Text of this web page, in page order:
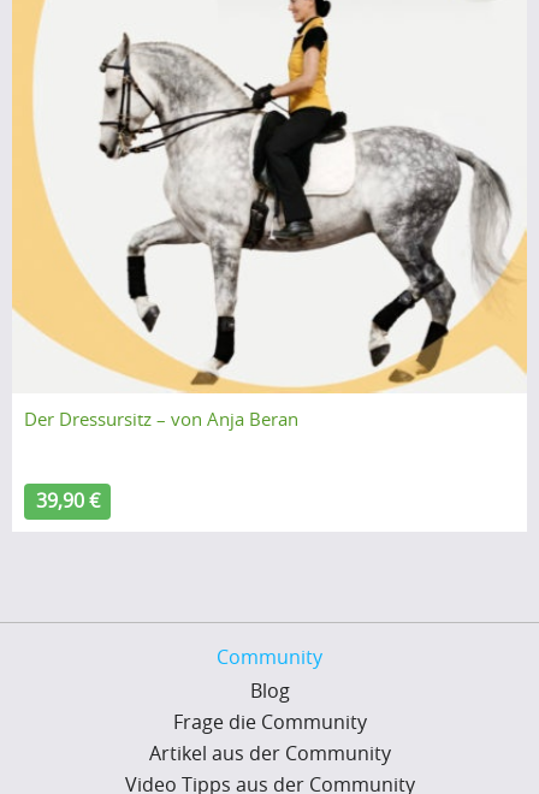
Der Dressursitz – von Anja Beran
39,90 €
Community
Blog
Frage die Community
Artikel aus der Community
Video Tipps aus der Community